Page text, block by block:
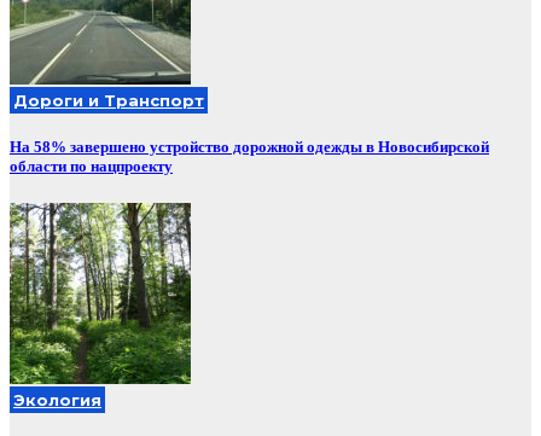
Дороги и Транспорт
На 58% завершено устройство дорожной одежды в Новосибирской
области по нацпроекту
Экология